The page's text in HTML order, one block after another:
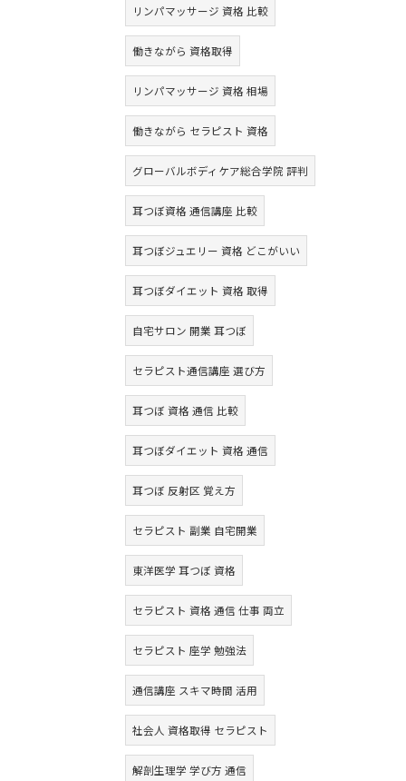
リンパマッサージ 資格 比較
働きながら 資格取得
リンパマッサージ 資格 相場
働きながら セラピスト 資格
グローバルボディケア総合学院 評判
耳つぼ資格 通信講座 比較
耳つぼジュエリー 資格 どこがいい
耳つぼダイエット 資格 取得
自宅サロン 開業 耳つぼ
セラピスト通信講座 選び方
耳つぼ 資格 通信 比較
耳つぼダイエット 資格 通信
耳つぼ 反射区 覚え方
セラピスト 副業 自宅開業
東洋医学 耳つぼ 資格
セラピスト 資格 通信 仕事 両立
セラピスト 座学 勉強法
通信講座 スキマ時間 活用
社会人 資格取得 セラピスト
解剖生理学 学び方 通信